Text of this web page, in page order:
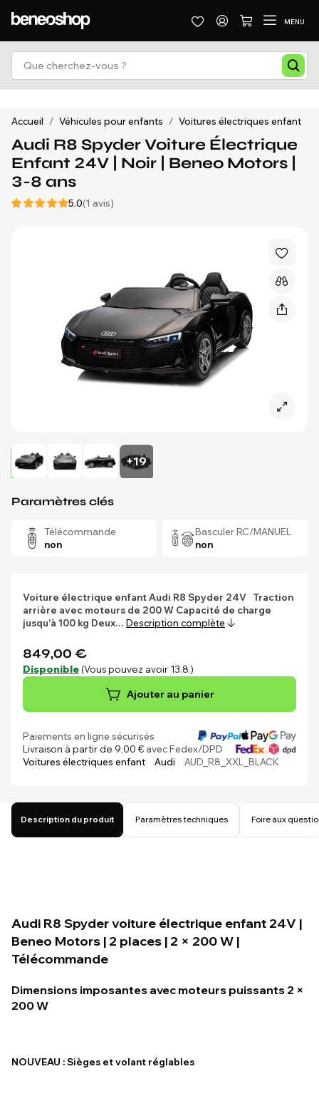
MENU
Accueil / Véhicules pour enfants / Voitures électriques enfant
Audi R8 Spyder Voiture Électrique
Enfant 24V | Noir | Beneo Motors |
3-8 ans
5.0(1 avis)
+19
Paramètres clés
Télécommande
non
Basculer RC/MANUEL
non
Voiture électrique enfant Audi R8 Spyder 24V
Traction
arrière avec moteurs de 200 W Capacité de charge
jusqu'à 100 kg Deux… Description complète
849,00 €
Disponible (Vous pouvez avoir 13.8.)
Ajouter au panier
Paiements en ligne sécurisés
Livraison à partir de 9,00 €avec Fedex/DPD
Voitures électriques enfant
Audi AUD_R8_XXL_BLACK
Description du produit Paramètres techniques Foire aux
Audi R8 Spyder voiture électrique enfant 24V |
Beneo Motors | 2 places | 2 × 200 W |
Télécommande
Dimensions imposantes avec moteurs puissants 2 ×
200 W
NOUVEAU : Sièges et volant réglables